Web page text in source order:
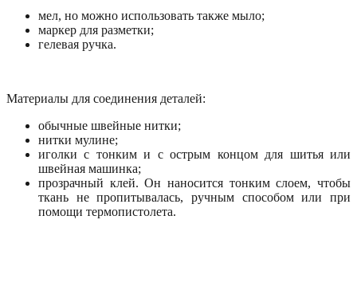
мел, но можно использовать также мыло;
маркер для разметки;
гелевая ручка.
Материалы для соединения деталей:
обычные швейные нитки;
нитки мулине;
иголки с тонким и с острым концом для шитья или
швейная машинка;
прозрачный клей. Он наносится тонким слоем, чтобы
ткань не пропитывалась, ручным способом или при
помощи термопистолета.